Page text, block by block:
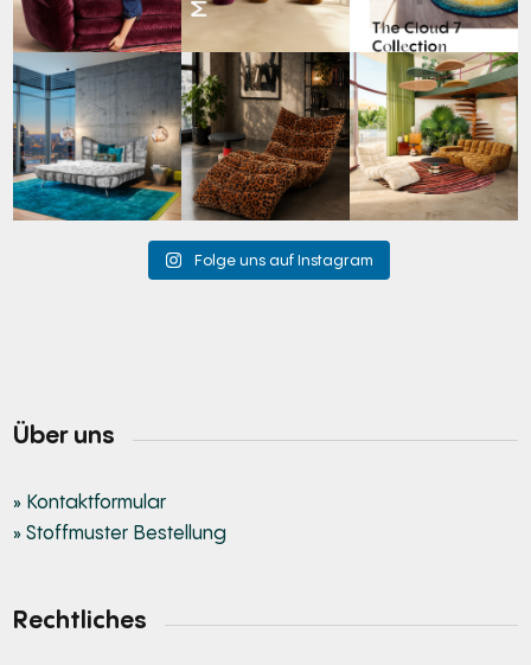
Cloud 7 – nicht nur zum
Sitzen, sondern auch
zum ...
145 3
A bold statement. A
quiet retreat.
Mit unserem...
198 4
Take a walk on the wild
side. 🐆
Anlässlich...
104 1
Folge uns auf Instagram
Über uns
» Kontaktformular
» Stoffmuster Bestellung
Rechtliches